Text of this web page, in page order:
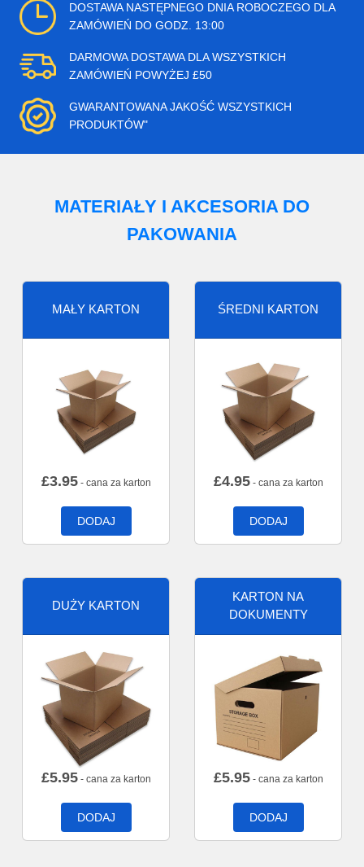
DOSTAWA NASTĘPNEGO DNIA ROBOCZEGO DLA
ZAMÓWIEŃ DO GODZ. 13:00
DARMOWA DOSTAWA DLA WSZYSTKICH
ZAMÓWIEŃ POWYŻEJ £50
GWARANTOWANA JAKOŚĆ WSZYSTKICH
PRODUKTÓW"
MATERIAŁY I AKCESORIA DO
PAKOWANIA
MAŁY KARTON
£3.95- cana za karton
DODAJ
ŚREDNI KARTON
£4.95- cana za karton
DODAJ
DUŻY KARTON
£5.95- cana za karton
DODAJ
KARTON NA
DOKUMENTY
£5.95- cana za karton
DODAJ